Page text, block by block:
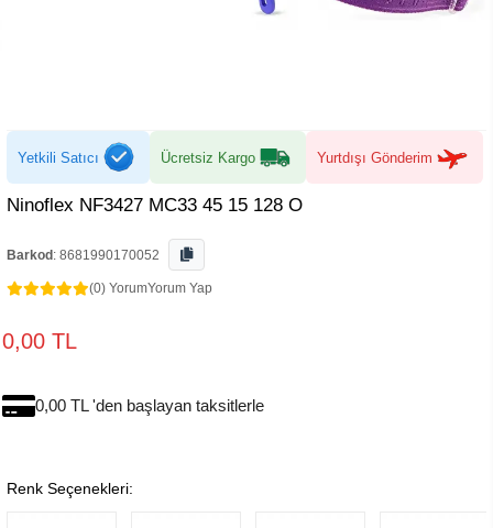
Yetkili Satıcı Ücretsiz Kargo Yurtdışı Gönderim
Ninoflex NF3427 MC33 45 15 128 O
Barkod : 8681990170052
(0) YorumYorum Yap
0,00 TL
0,00 TL 'den başlayan taksitlerle
Renk Seçenekleri: